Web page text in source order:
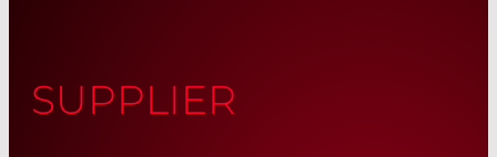
SUPPLIER